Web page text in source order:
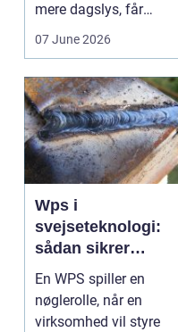
mere dagslys, får
boligen eller virksom...
07 June 2026
Wps i
svejseteknologi:
sådan sikrer
virksomheder
kvalitet og
sporbarhed
En WPS spiller en
nøglerolle, når en
virksomhed vil styre